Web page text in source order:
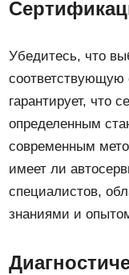
Убедитесь, что
гарантирует, что
определенным
современным
имеет ли
специалистов,
знаниями и